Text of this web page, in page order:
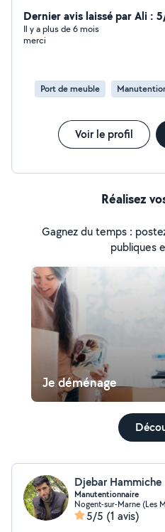
meubles, cartons ou objets
sécurité. Que ce soit pour un petit coup de main, un
déménagement complet ou
Dernier avis laissé par Ali :
Il y a plus de 6 mois
merci
Port de meuble
Voir le profil
Réalisez
Gagnez du temps :
publiques
Je déménage
Djebar Hammiche
Manutentionnaire
Nogent-sur-Marne (Les
5/5 (1 avis)